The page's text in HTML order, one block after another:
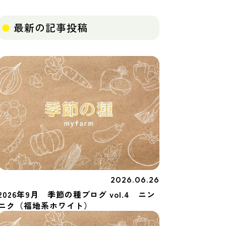
最新の記事投稿
2026.06.26
年9月 季節の種ブログ vol.4 ニン
ク（福地系ホワイト）